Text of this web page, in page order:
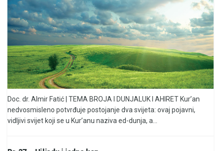
Doc. dr. Almir Fatić | TEMA BROJA I DUNJALUK I AHIRET Kur’an
nedvosmisleno potvrđuje postojanje dva svijeta: ovaj pojavni,
vidljivi svijet koji se u Kur’anu naziva ed-dunja, a...